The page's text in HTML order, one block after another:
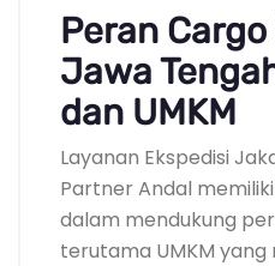
Peran
Jawa
dan UMKM
Layanan Ekspedisi
Partner Andal
dalam mendukung
terutama UMKM